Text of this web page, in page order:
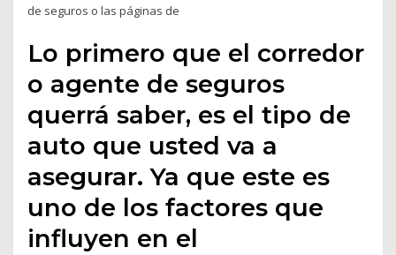
de seguros o las páginas de
Lo primero que el corredor
o agente de seguros
querrá saber, es el tipo de
auto que usted va a
asegurar. Ya que este es
uno de los factores que
influyen en el